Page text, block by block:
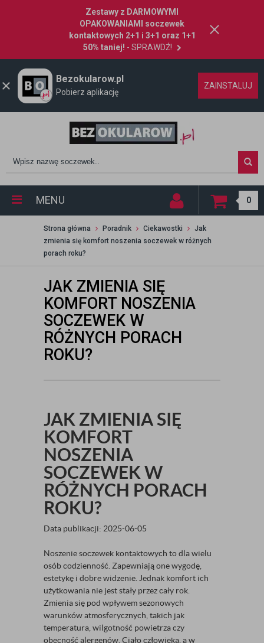
Zestawy z DARMOWYMI
OPAKOWANIAMI soczewek
kontaktowych 2+1 i 3+1 oraz 1+1
50% taniej! - SPRAWDŹ!
Bezokularow.pl
Pobierz aplikację
ZAINSTALUJ
MENU 0
Strona główna Poradnik Ciekawostki
Jak
zmienia się komfort noszenia soczewek w różnych
porach roku?
JAK ZMIENIA SIĘ
KOMFORT NOSZENIA
SOCZEWEK W
RÓŻNYCH PORACH
ROKU?
JAK ZMIENIA SIĘ
KOMFORT
NOSZENIA
SOCZEWEK W
RÓŻNYCH PORACH
ROKU?
Data publikacji: 2025-06-05
Noszenie soczewek kontaktowych to dla wielu
osób codzienność. Zapewniają one wygodę,
estetykę i dobre widzenie. Jednak komfort ich
użytkowania nie jest stały przez cały rok.
Zmienia się pod wpływem sezonowych
warunków atmosferycznych, takich jak
temperatura, wilgotność powietrza czy
obecność alergenów. Ciało człowieka, a w